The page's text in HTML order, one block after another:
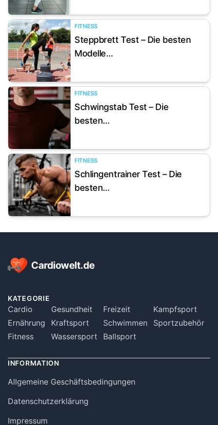
Artikel anzeigen
FITNESS
Steppbrett Test – Die besten
Modelle…
FITNESS
Schwingstab Test – Die
besten…
Artikel anzeigen
FITNESS
Schlingentrainer Test – Die
besten…
Cardiowelt.de
KATEGORIE
Cardio
Ernährung
Fitness
Gesundheit
Kraftsport
Wassersport
Freizeit
Schwimmen
Ballsport
Kampfsport
Sportzubehör
INFORMATION
Allgemeine Geschäftsbedingungen
Datenschutzerklärung
Impressum